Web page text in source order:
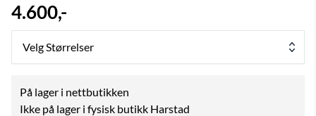
4.600,-
Velg Størrelser
På lager i nettbutikken
Ikke på lager i fysisk butikk Harstad